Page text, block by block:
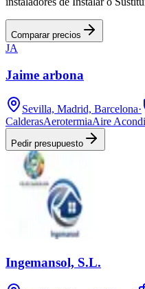
Comparar precios
JA
Jaime arbona
Sevilla, Madrid, Barcelona·
CalderasAerotermiaAire
Pedir presupuesto
Ingemansol, S.L.